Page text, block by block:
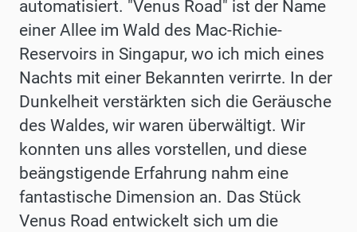
automatisiert. "Venus Road" ist der Name
einer Allee im Wald des Mac-Richie-
Reservoirs in Singapur, wo ich mich eines
Nachts mit einer Bekannten verirrte. In der
Dunkelheit verstärkten sich die Geräusche
des Waldes, wir waren überwältigt. Wir
konnten uns alles vorstellen, und diese
beängstigende Erfahrung nahm eine
fantastische Dimension an. Das Stück
Venus Road entwickelt sich um die